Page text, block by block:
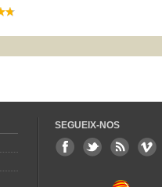
SEGUEIX-NOS